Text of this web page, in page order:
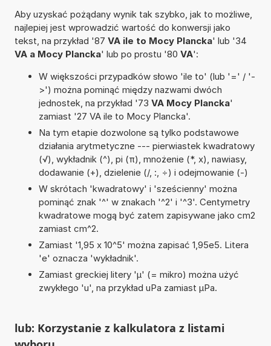
Aby uzyskać pożądany wynik tak szybko, jak to możliwe,
najlepiej jest wprowadzić wartość do konwersji jako
tekst, na przykład '87 VA ile to Mocy Plancka' lub '34
VA a Mocy Plancka' lub po prostu '80 VA':
W większości przypadków słowo 'ile to' (lub '=' / '-
>') można pominąć między nazwami dwóch
jednostek, na przykład '73 VA Mocy Plancka'
zamiast '27 VA ile to Mocy Plancka'.
Na tym etapie dozwolone są tylko podstawowe
działania arytmetyczne --- pierwiastek kwadratowy
(√), wykładnik (^), pi (π), mnożenie (*, x), nawiasy,
dodawanie (+), dzielenie (/, :, ÷) i odejmowanie (-)
W skrótach 'kwadratowy' i 'sześcienny' można
pominąć znak '^' w znakach '^2' i '^3'. Centymetry
kwadratowe mogą być zatem zapisywane jako cm2
zamiast cm^2.
Zamiast '1,95 x 10^5' można zapisać 1,95e5. Litera
'e' oznacza 'wykładnik'.
Zamiast greckiej litery 'µ' (= mikro) można użyć
zwykłego 'u', na przykład uPa zamiast µPa.
lub: Korzystanie z kalkulatora z listami